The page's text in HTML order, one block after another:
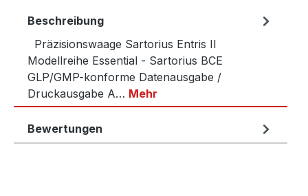
Beschreibung
Präzisionswaage Sartorius Entris II
Modellreihe Essential - Sartorius BCE
GLP/GMP-konforme Datenausgabe /
Druckausgabe A… Mehr
Bewertungen